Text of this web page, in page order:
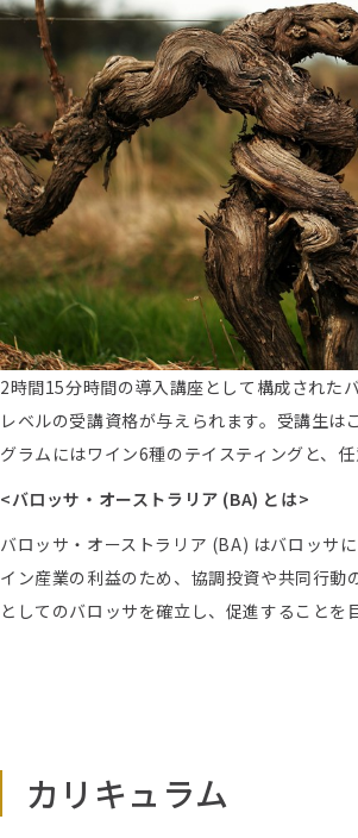
2時間15分時間の導入講座として構成された
レベルの受講資格が与えられます。受講生
グラムにはワイン6種のテイスティングと、
<バロッサ・オーストラリア (BA) とは>
バロッサ・オーストラリア (BA) はバロッサ
イン産業の利益のため、協調投資や共同行
としてのバロッサを確立し、促進することを
カリキュラム